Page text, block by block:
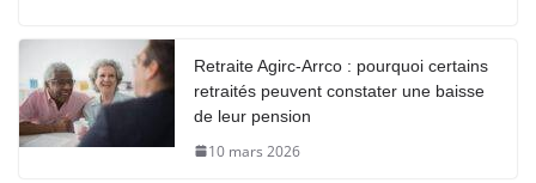
Retraite Agirc-Arrco : pourquoi certains
retraités peuvent constater une baisse
de leur pension
10 mars 2026